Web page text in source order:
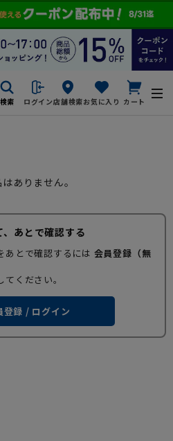
検索 ログイン店舗検索お気に入り カート
ありません。
あとで確認する
あとで確認するには 会員登録（無
ください。
登録 / ログイン